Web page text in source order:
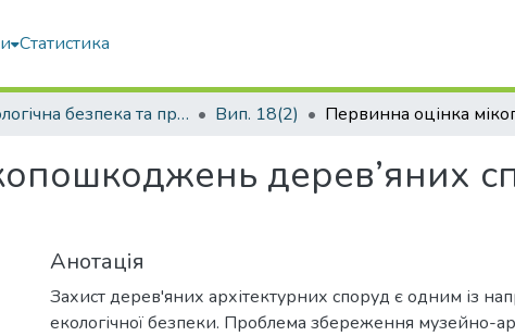
Статистика
Екологічна безпека та природокористування Вип. 18(2)
Анотація
Захист дерев'яних архітектурних споруд є одним із
екологічної безпеки. Проблема збереження музейно-